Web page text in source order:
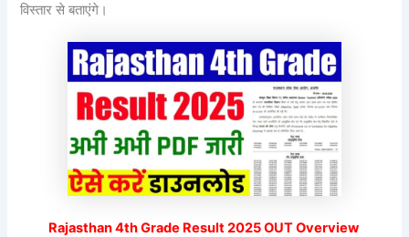
विस्तार से बताएंगे।
Rajasthan 4th Grade Result 2025 OUT Overview